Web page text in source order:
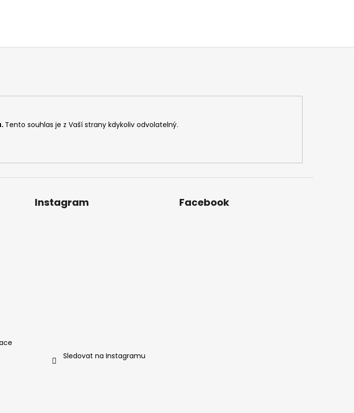
. Tento souhlas je z Vaší strany kdykoliv odvolatelný.
Instagram
Sledovat na Instagramu
Facebook